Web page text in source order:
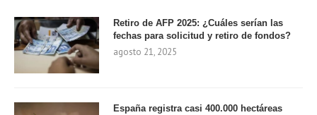
Retiro de AFP 2025: ¿Cuáles serían las
fechas para solicitud y retiro de fondos?
agosto 21, 2025
España registra casi 400.000 hectáreas